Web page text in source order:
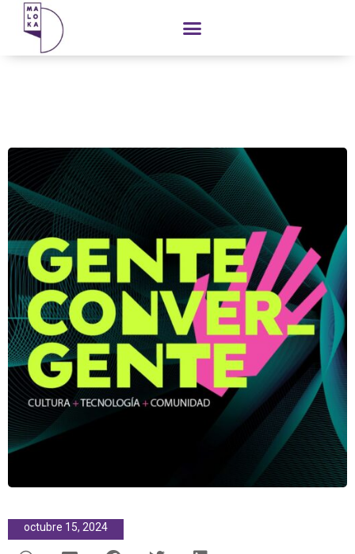
contenido
octubre 15, 2024